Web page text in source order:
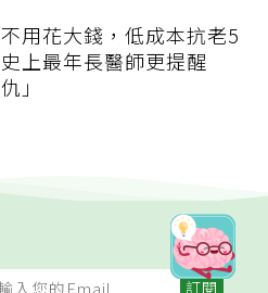
用花大錢，低成本抗老5
上最年長醫師更提醒
」